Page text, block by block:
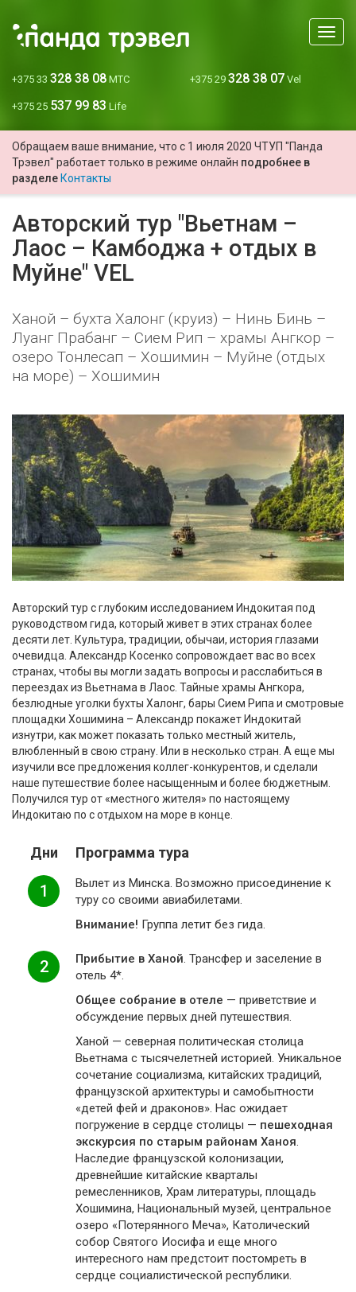
Меню
+375 33 328 38 08 МТС +375 29 328 38 07 Vel
+375 25 537 99 83 Life
Обращаем ваше внимание, что с 1 июля 2020 ЧТУП "Панда
Трэвел" работает только в режиме онлайн подробнее в
разделе Контакты
Авторский тур "Вьетнам –
Лаос – Камбоджа + отдых в
Муйне" VEL
Ханой – бухта Халонг (круиз) – Нинь Бинь –
Луанг Прабанг – Сием Рип – храмы Ангкор –
озеро Тонлесап – Хошимин – Муйне (отдых
на море) – Хошимин
Авторский тур с глубоким исследованием Индокитая под
руководством гида, который живет в этих странах более
десяти лет. Культура, традиции, обычаи, история глазами
очевидца. Александр Косенко сопровождает вас во всех
странах, чтобы вы могли задать вопросы и расслабиться в
переездах из Вьетнама в Лаос. Тайные храмы Ангкора,
безлюдные уголки бухты Халонг, бары Сием Рипа и смотровые
площадки Хошимина – Александр покажет Индокитай
изнутри, как может показать только местный житель,
влюбленный в свою страну. Или в несколько стран. А еще мы
изучили все предложения коллег-конкурентов, и сделали
наше путешествие более насыщенным и более бюджетным.
Получился тур от «местного жителя» по настоящему
Индокитаю по с отдыхом на море в конце.
Дни Программа тура
1
Вылет из Минска. Возможно присоединение к
туру со своими авиабилетами.
Внимание! Группа летит без гида.
2 Прибытие в Ханой. Трансфер и заселение в
отель 4*.
Общее собрание в отеле — приветствие и
обсуждение первых дней путешествия.
Ханой — северная политическая столица
Вьетнама с тысячелетней историей. Уникальное
сочетание социализма, китайских традиций,
французской архитектуры и самобытности
«детей фей и драконов». Нас ожидает
погружение в сердце столицы — пешеходная
экскурсия по старым районам Ханоя.
Наследие французской колонизации,
древнейшие китайские кварталы
ремесленников, Храм литературы, площадь
Хошимина, Национальный музей, центральное
озеро «Потерянного Меча», Католический
собор Святого Иосифа и еще много
интересного нам предстоит постомреть в
сердце социалистической республики.